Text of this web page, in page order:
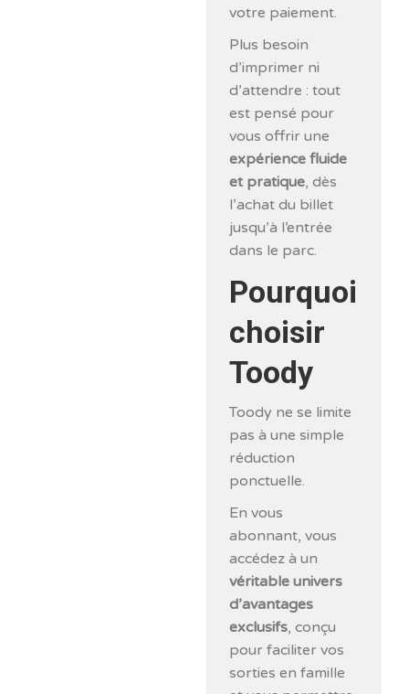
votre paiement.
Plus besoin
d’imprimer ni
d’attendre : tout
est pensé pour
vous offrir une
expérience fluide
et pratique, dès
l’achat du billet
jusqu’à l’entrée
dans le parc.
Pourquoi
choisir
Toody
Toody ne se limite
pas à une simple
réduction
ponctuelle.
En vous
abonnant, vous
accédez à un
véritable univers
d’avantages
exclusifs, conçu
pour faciliter vos
sorties en famille